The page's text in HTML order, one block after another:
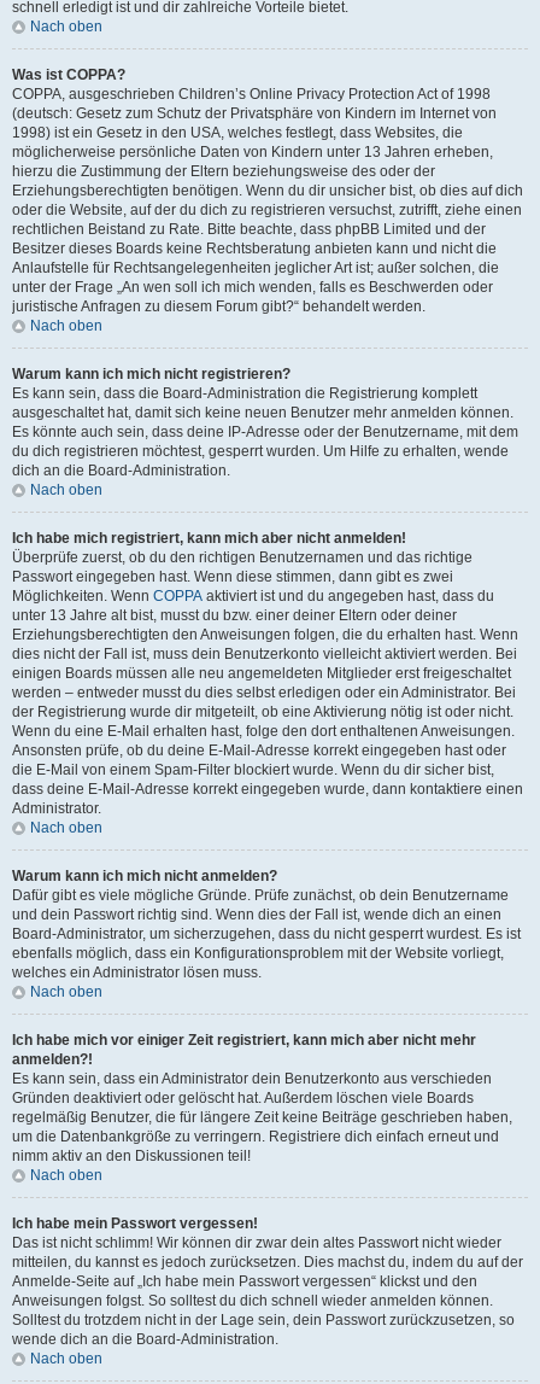
schnell erledigt ist und dir zahlreiche Vorteile bietet.
Nach oben
Was ist COPPA?
COPPA, ausgeschrieben Children’s Online Privacy Protection Act of 1998
(deutsch: Gesetz zum Schutz der Privatsphäre von Kindern im Internet von
1998) ist ein Gesetz in den USA, welches festlegt, dass Websites, die
möglicherweise persönliche Daten von Kindern unter 13 Jahren erheben,
hierzu die Zustimmung der Eltern beziehungsweise des oder der
Erziehungsberechtigten benötigen. Wenn du dir unsicher bist, ob dies auf dich
oder die Website, auf der du dich zu registrieren versuchst, zutrifft, ziehe einen
rechtlichen Beistand zu Rate. Bitte beachte, dass phpBB Limited und der
Besitzer dieses Boards keine Rechtsberatung anbieten kann und nicht die
Anlaufstelle für Rechtsangelegenheiten jeglicher Art ist; außer solchen, die
unter der Frage „An wen soll ich mich wenden, falls es Beschwerden oder
juristische Anfragen zu diesem Forum gibt?“ behandelt werden.
Nach oben
Warum kann ich mich nicht registrieren?
Es kann sein, dass die Board-Administration die Registrierung komplett
ausgeschaltet hat, damit sich keine neuen Benutzer mehr anmelden können.
Es könnte auch sein, dass deine IP-Adresse oder der Benutzername, mit dem
du dich registrieren möchtest, gesperrt wurden. Um Hilfe zu erhalten, wende
dich an die Board-Administration.
Nach oben
Ich habe mich registriert, kann mich aber nicht anmelden!
Überprüfe zuerst, ob du den richtigen Benutzernamen und das richtige
Passwort eingegeben hast. Wenn diese stimmen, dann gibt es zwei
Möglichkeiten. Wenn COPPA aktiviert ist und du angegeben hast, dass du
unter 13 Jahre alt bist, musst du bzw. einer deiner Eltern oder deiner
Erziehungsberechtigten den Anweisungen folgen, die du erhalten hast. Wenn
dies nicht der Fall ist, muss dein Benutzerkonto vielleicht aktiviert werden. Bei
einigen Boards müssen alle neu angemeldeten Mitglieder erst freigeschaltet
werden – entweder musst du dies selbst erledigen oder ein Administrator. Bei
der Registrierung wurde dir mitgeteilt, ob eine Aktivierung nötig ist oder nicht.
Wenn du eine E-Mail erhalten hast, folge den dort enthaltenen Anweisungen.
Ansonsten prüfe, ob du deine E-Mail-Adresse korrekt eingegeben hast oder
die E-Mail von einem Spam-Filter blockiert wurde. Wenn du dir sicher bist,
dass deine E-Mail-Adresse korrekt eingegeben wurde, dann kontaktiere einen
Administrator.
Nach oben
Warum kann ich mich nicht anmelden?
Dafür gibt es viele mögliche Gründe. Prüfe zunächst, ob dein Benutzername
und dein Passwort richtig sind. Wenn dies der Fall ist, wende dich an einen
Board-Administrator, um sicherzugehen, dass du nicht gesperrt wurdest. Es ist
ebenfalls möglich, dass ein Konfigurationsproblem mit der Website vorliegt,
welches ein Administrator lösen muss.
Nach oben
Ich habe mich vor einiger Zeit registriert, kann mich aber nicht mehr
anmelden?!
Es kann sein, dass ein Administrator dein Benutzerkonto aus verschieden
Gründen deaktiviert oder gelöscht hat. Außerdem löschen viele Boards
regelmäßig Benutzer, die für längere Zeit keine Beiträge geschrieben haben,
um die Datenbankgröße zu verringern. Registriere dich einfach erneut und
nimm aktiv an den Diskussionen teil!
Nach oben
Ich habe mein Passwort vergessen!
Das ist nicht schlimm! Wir können dir zwar dein altes Passwort nicht wieder
mitteilen, du kannst es jedoch zurücksetzen. Dies machst du, indem du auf der
Anmelde-Seite auf „Ich habe mein Passwort vergessen“ klickst und den
Anweisungen folgst. So solltest du dich schnell wieder anmelden können.
Solltest du trotzdem nicht in der Lage sein, dein Passwort zurückzusetzen, so
wende dich an die Board-Administration.
Nach oben